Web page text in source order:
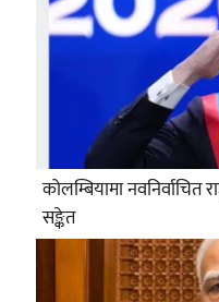
कोलम्बियामा नवनिर्वाचित
सङ्केत